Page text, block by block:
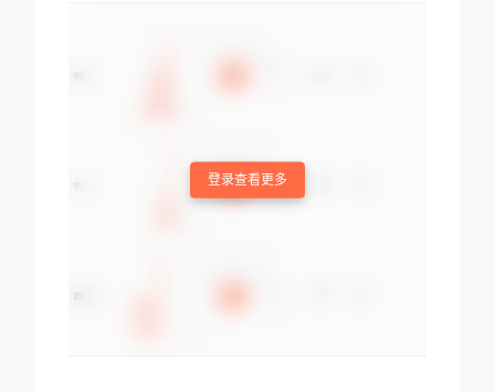
登录查看更多